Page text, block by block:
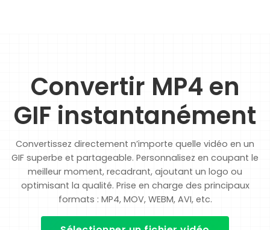
Convertir MP4 en
GIF instantanément
Convertissez directement n’importe quelle vidéo en un
GIF superbe et partageable. Personnalisez en coupant le
meilleur moment, recadrant, ajoutant un logo ou
optimisant la qualité. Prise en charge des principaux
formats : MP4, MOV, WEBM, AVI, etc.